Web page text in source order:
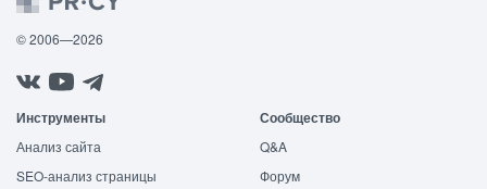
© 2006—2026
Инструменты
Анализ сайта
SEO-анализ страницы
Сообщество
Q&A
Форум